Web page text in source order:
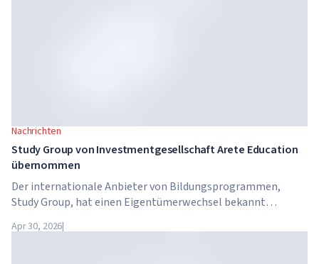
Nachrichten
Study Group von Investmentgesellschaft Arete Education
übernommen
Der internationale Anbieter von Bildungsprogrammen,
Study Group, hat einen Eigentümerwechsel bekannt
übernommen – einer Investmentstruktur im
Apr 30, 2026|